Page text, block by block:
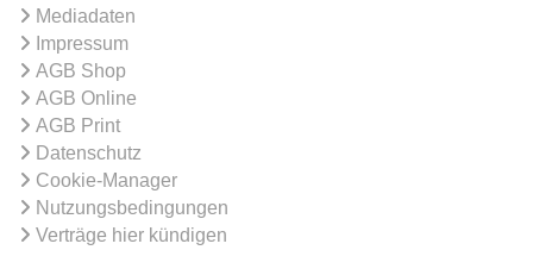
Mediadaten
Impressum
AGB Shop
AGB Online
AGB Print
Datenschutz
Cookie-Manager
Nutzungsbedingungen
Verträge hier kündigen